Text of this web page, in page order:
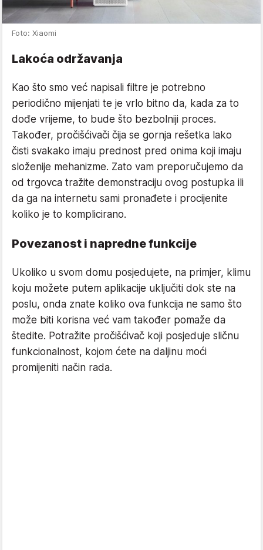
Foto: Xiaomi
Lakoća održavanja
Kao što smo već napisali filtre je potrebno
periodično mijenjati te je vrlo bitno da, kada za to
dođe vrijeme, to bude što bezbolniji proces.
Također, pročišćivači čija se gornja rešetka lako
čisti svakako imaju prednost pred onima koji imaju
složenije mehanizme. Zato vam preporučujemo da
od trgovca tražite demonstraciju ovog postupka ili
da ga na internetu sami pronađete i procijenite
koliko je to komplicirano.
Povezanost i napredne funkcije
Ukoliko u svom domu posjedujete, na primjer, klimu
koju možete putem aplikacije uključiti dok ste na
poslu, onda znate koliko ova funkcija ne samo što
može biti korisna već vam također pomaže da
štedite. Potražite pročišćivač koji posjeduje sličnu
funkcionalnost, kojom ćete na daljinu moći
promijeniti način rada.